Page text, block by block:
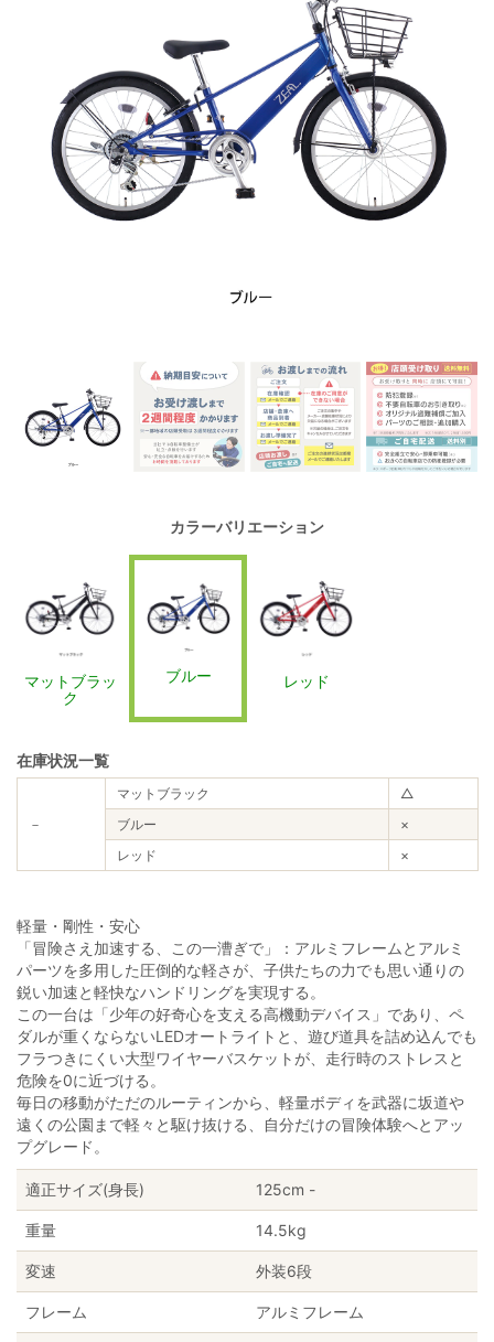
カラーバリエーション
マットブラッ
ク
ブルー レッド
在庫状況一覧
－
マットブラック
△
ブルー
×
レッド
×
軽量・剛性・安心
「冒険さえ加速する、この一漕ぎで」：アルミフレームとアルミ
パーツを多用した圧倒的な軽さが、子供たちの力でも思い通りの
鋭い加速と軽快なハンドリングを実現する。
この一台は「少年の好奇心を支える高機動デバイス」であり、ペ
ダルが重くならないLEDオートライトと、遊び道具を詰め込んでも
フラつきにくい大型ワイヤーバスケットが、走行時のストレスと
危険を0に近づける。
毎日の移動がただのルーティンから、軽量ボディを武器に坂道や
遠くの公園まで軽々と駆け抜ける、自分だけの冒険体験へとアッ
プグレード。
適正サイズ(身長) 125cm -
重量 14.5kg
変速 外装6段
フレーム アルミフレーム